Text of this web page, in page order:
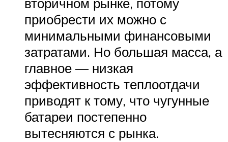
вторичном рынке, потому
приобрести их можно с
минимальными финансовыми
затратами. Но большая масса, а
главное — низкая
эффективность теплоотдачи
приводят к тому, что чугунные
батареи постепенно
вытесняются с рынка.